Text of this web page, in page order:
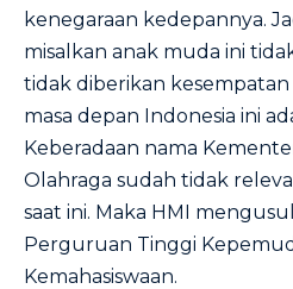
kenegaraan kedepannya.
misalkan anak muda ini
tidak diberikan
masa depan Indonesia ini
Keberadaan nama
Olahraga sudah tidak
saat ini. Maka HMI
Perguruan Tinggi
Kemahasiswaan.